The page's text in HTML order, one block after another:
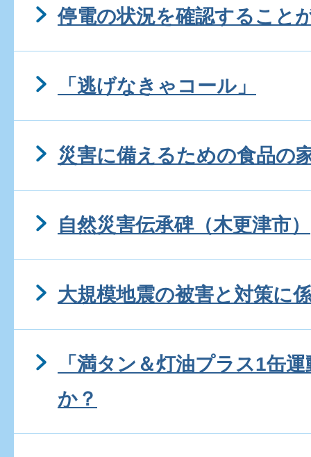
停電の状況を確認すること
「逃げなきゃコール」
災害に備えるための食品の
自然災害伝承碑（木更津市）
大規模地震の被害と対策に
「満タン＆灯油プラス1缶
か？